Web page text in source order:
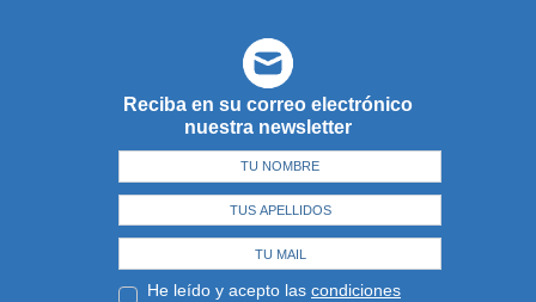
Reciba en su correo electrónico
nuestra newsletter
He leído y acepto las condiciones